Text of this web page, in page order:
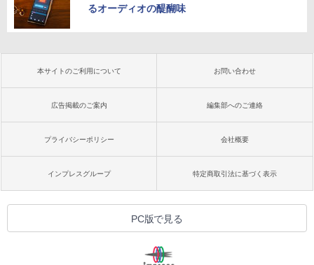
るオーディオの醍醐味
本サイトのご利用について お問い合わせ
広告掲載のご案内 編集部へのご連絡
プライバシーポリシー 会社概要
インプレスグループ 特定商取引法に基づく表示
PC版で見る